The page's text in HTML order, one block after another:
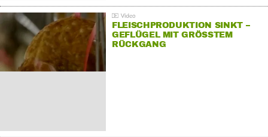
FLEISCHPRODUKTION SINKT –
GEFLÜGEL MIT GRÖSSTEM R
ÜCKGANG